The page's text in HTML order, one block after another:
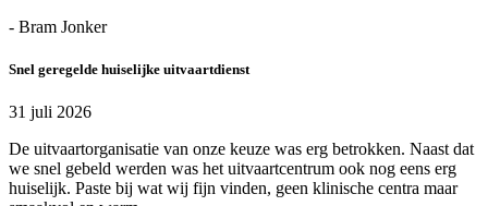
- Bram Jonker
Snel geregelde huiselijke uitvaartdienst
31 juli 2026
De uitvaartorganisatie van onze keuze was erg betrokken. Naast dat
we snel gebeld werden was het uitvaartcentrum ook nog eens erg
huiselijk. Paste bij wat wij fijn vinden, geen klinische centra maar